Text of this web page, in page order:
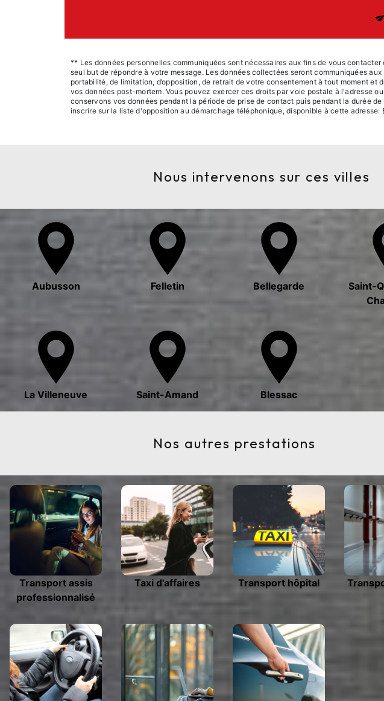
** Les données personnelles communiquées sont nécessaires aux fins de vous
seul but de répondre à votre message. Les données collectées seront communiquées
portabilité, de limitation, d’opposition, de retrait de votre consentement à tout moment et
vos données post-mortem. Vous pouvez exercer ces droits par voie postale à l'adresse
conservons vos données pendant la période de prise de contact puis pendant la durée
inscrire sur la liste d'opposition au démarchage téléphonique, disponible à cette adresse:
Nous intervenons sur ces villes
Aubusson Felletin Bellegarde
Saint-
La Villeneuve Saint-Amand Blessac
Nos autres prestations
Transport assis
professionnalisé
Taxi d'affaires Transport hôpital